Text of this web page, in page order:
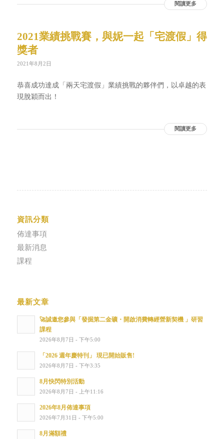
閱讀更多
2021業績挑戰賽，與妮一起「宅渡假」得
獎者
2021年8月2日
恭喜成功達成「兩天宅渡假」業績挑戰的夥伴們，以卓越的表
現脫穎而出！
閱讀更多
資訊分類
佈達事項
最新消息
課程
最新文章
🚀誠邀您參與「發掘第二金礦・開啟消費轉經營新契機 」研習
課程
2026年8月7日 - 下午5:00
「2026 週年慶特刊」 現已開始販售!
2026年8月7日 - 下午3:35
8月快閃特別活動
2026年8月7日 - 上午11:16
2026年8月佈達事項
2026年7月31日 - 下午5:00
8月滿額禮